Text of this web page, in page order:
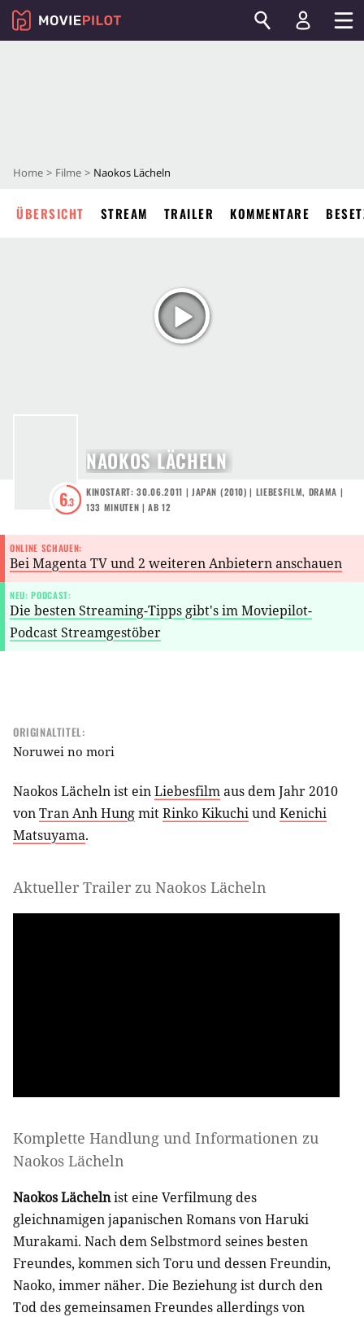
Home Filme Naokos Lächeln
ÜBERSICHT STREAM TRAILER KOMMENTARE
6.3
NAOKOS LÄCHELN
KINOSTART: 30.06.2011 | JAPAN (2010) | LIEBESFILM, DRAMA |
133 MINUTEN |AB 12
ONLINE SCHAUEN:
Bei Magenta TV und 2 weiteren Anbietern anschauen
NEU: PODCAST:
Die besten Streaming-Tipps gibt's im Moviepilot-
Podcast Streamgestöber
ORIGINALTITEL:
Noruwei no mori
Naokos Lächeln ist einLiebesfilmaus dem Jahr 2010
vonTran Anh HungmitRinko KikuchiundKenichi
Matsuyama.
Aktueller Trailer zu Naokos Lächeln
Komplette Handlung und Informationen zu
Naokos Lächeln
Naokos Lächelnist eine Verfilmung des
gleichnamigen japanischen Romans von Haruki
Murakami. Nach dem Selbstmord seines besten
Freundes, kommen sich Toru und dessen Freundin,
Naoko, immer näher. Die Beziehung ist durch den
Tod des gemeinsamen Freundes allerdings von